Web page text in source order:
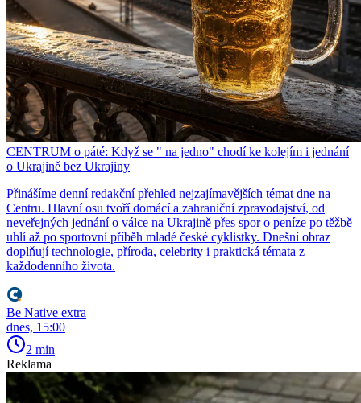
CENTRUM o páté: Když se " na jedno" chodí ke kolejím i jednání
o Ukrajině bez Ukrajiny
Přinášíme denní redakční přehled nejzajímavějších témat dne na
Centru. Hlavní osu tvoří domácí a zahraniční zpravodajství, od
neveřejných jednání o válce na Ukrajině přes spor o peníze po těžbě
uhlí až po sportovní příběh mladé české cyklistky. Dnešní obraz
doplňují technologie, příroda, celebrity i praktická témata z
každodenního života.
Be Native extra
dnes, 15:00
2 min
Reklama